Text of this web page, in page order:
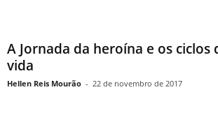
A Jornada da heroína e os ciclos
vida
Hellen Reis Mourão - 22 de novembro de 2017